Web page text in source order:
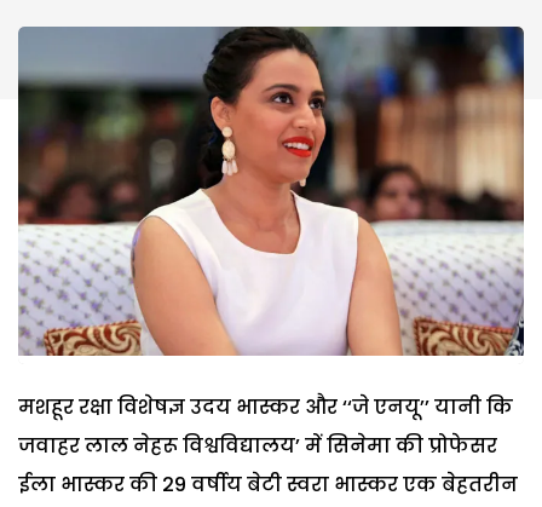
मशहूर रक्षा विशेषज्ञ उदय भास्कर और ‘‘जे एनयू’’ यानी कि
जवाहर लाल नेहरू विश्वविद्यालय’ में सिनेमा की प्रोफेसर
ईला भास्कर की 29 वर्षीय बेटी स्वरा भास्कर एक बेहतरीन